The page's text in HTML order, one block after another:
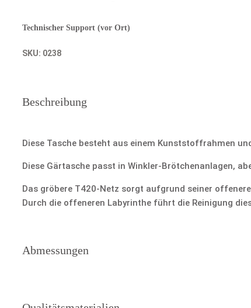
Technischer Support (vor Ort)
SKU: 0238
Beschreibung
Diese Tasche besteht aus einem Kunststoffrahmen
Diese Gärtasche passt in Winkler-Brötchenanlagen,
Das gröbere T420-Netz sorgt aufgrund seiner
Durch die offeneren Labyrinthe führt die Reinigung
Abmessungen